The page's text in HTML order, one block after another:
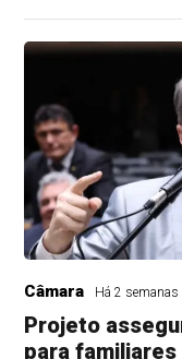
Câmara Há 2 semanas
Projeto
para